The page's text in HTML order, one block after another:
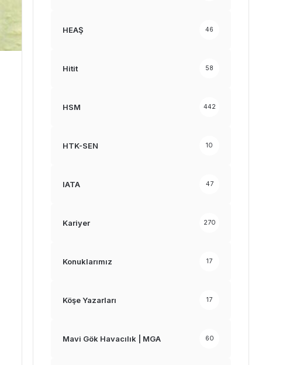
HEAŞ 46
Hitit 58
HSM 442
HTK-SEN 10
IATA 47
Kariyer 270
Konuklarımız 17
Köşe Yazarları 17
Mavi Gök Havacılık | MGA 60